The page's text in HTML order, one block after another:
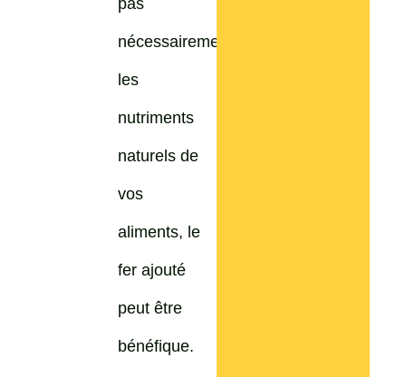
pas
nécessairement
les
nutriments
naturels de
vos
aliments, le
fer ajouté
peut être
bénéfique.